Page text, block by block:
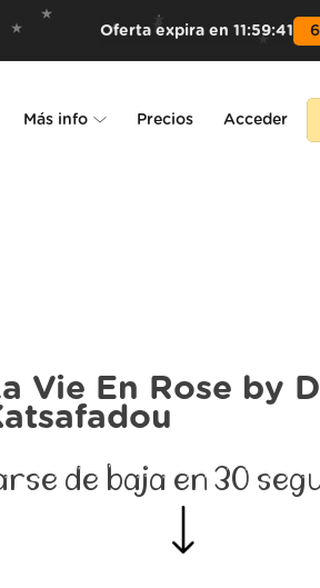
Oferta expira en 11:59:39
Más info Precios Acceder
Vie En Rose by
de baja en 30